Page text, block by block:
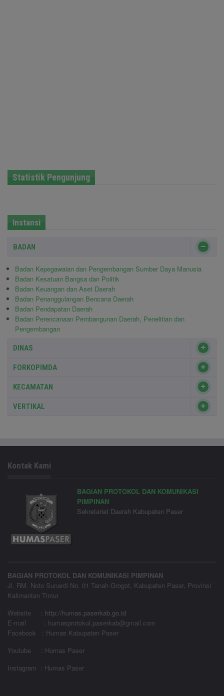
Statistik Pengunjung
Instansi
BADAN
Badan Kepegawaian dan Pengembangan Sumber Daya Manusia
Badan Kesatuan Bangsa dan Politik
Badan Keuangan dan Aset Daerah
Badan Penanggulangan Bencana Daerah
Badan Pendapatan Daerah
Badan Perencanaan Pembangunan Daerah, Penelitian dan
Pengembangan
DINAS
FORKOPIMDA
KECAMATAN
VERTIKAL
Kontak Kami
BAGIAN PROTOKOL DAN KOMUNIKASI
PIMPINAN
Sekretariat Daerah Kabupaten Paser
BAGIAN PROTOKOL DAN KOMUNIKASI PIMPINAN
Jl. RM. Noto Sunardi No. 01 Tanah Grogot, Kabupaten Paser, Provinsi
Kalimantan Timur
Website
: http://humas.paserkab.go.id
E-mail : humasprotokol.paserkab@gmail.com
Facebook : Humas Kabupaten Paser
Youtube : Humas Paser
Instagram : Humas Paser